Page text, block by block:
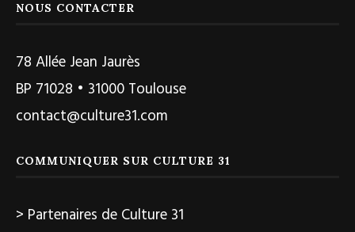
NOUS CONTACTER
78 Allée Jean Jaurès
BP 71028 • 31000 Toulouse
contact@culture31.com
COMMUNIQUER SUR CULTURE 31
> Partenaires de Culture 31